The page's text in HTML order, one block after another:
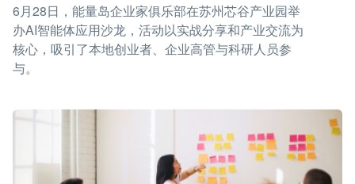
6月28日，能量岛企业家俱乐部在苏州芯谷产业园举
办AI智能体应用沙龙，活动以实战分享和产业交流为
核心，吸引了本地创业者、企业高管与科研人员参
与。